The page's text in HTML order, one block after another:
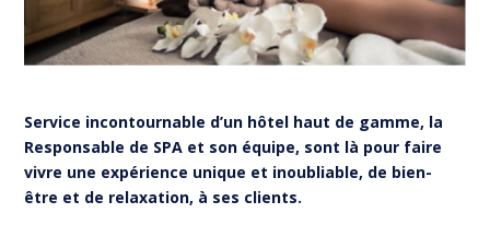
Service incontournable d’un hôtel haut de gamme, la
Responsable de SPA et son équipe, sont là pour faire
vivre une expérience unique et inoubliable, de bien-
être et de relaxation, à ses clients.